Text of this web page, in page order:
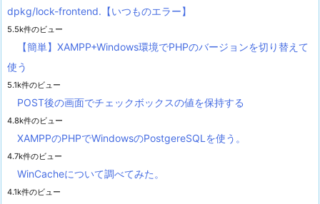
dpkg/lock-frontend.【いつものエラー】
5.5k件のビュー
【簡単】XAMPP+Windows環境でPHPのバージョンを切り替えて
使う
5.1k件のビュー
POST後の画面でチェックボックスの値を保持する
4.8k件のビュー
XAMPPのPHPでWindowsのPostgereSQLを使う。
4.7k件のビュー
WinCacheについて調べてみた。
4.1k件のビュー